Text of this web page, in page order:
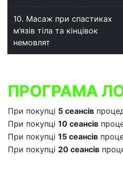
10. Масаж при спастиках
м’язів тіла та кінцівок
немовлят
ПРОГРАМА
При покупці 5 сеансів
При покупці 10 сеансів
При покупці 15 сеансів
При покупці 20 сеансів